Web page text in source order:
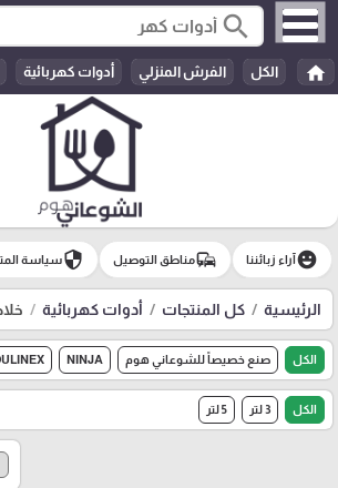
search
home الكل الفرش المنزلي أدوات كهربائية
emoji_emotionsآراء زبائننا commuteمناطق التوصيل securityسياسة
الرئيسية كل المنتجات أدوات كهربائية
الكل صنع خصيصاً للشوعاني هوم NINJA
الكل 3 لتر 5 لتر